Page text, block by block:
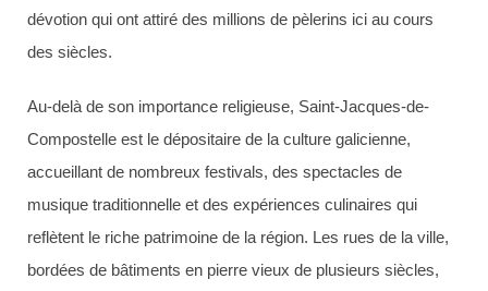
dévotion qui ont attiré des millions de pèlerins ici au cours
des siècles.
Au-delà de son importance religieuse, Saint-Jacques-de-
Compostelle est le dépositaire de la culture galicienne,
accueillant de nombreux festivals, des spectacles de
musique traditionnelle et des expériences culinaires qui
reflètent le riche patrimoine de la région. Les rues de la ville,
bordées de bâtiments en pierre vieux de plusieurs siècles,